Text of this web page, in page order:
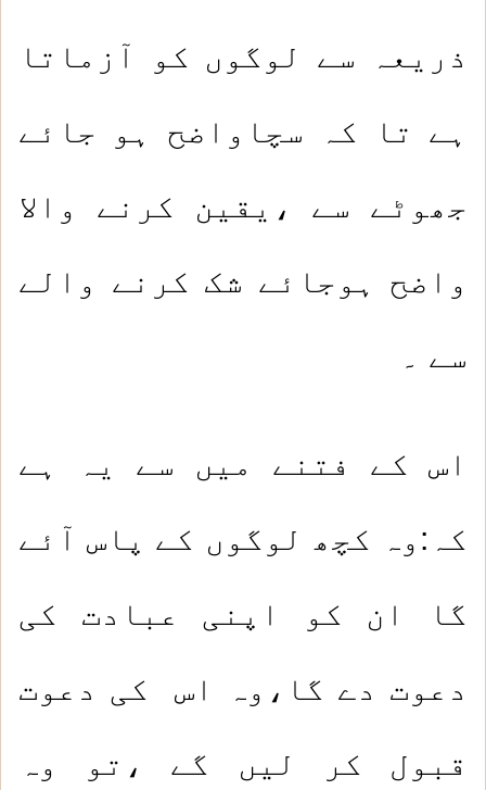
ذریعہ سے لوگوں کو آزماتا
ہے تا کہ سچاواضح ہو جائے
جھوٹے سے ،یقین کرنے والا
واضح ہوجائے شک کرنے والے
سے ۔
اس کے فتنے میں سے یہ ہے
کہ:وہ کچھ لوگوں کے پاس آئے
گا ان کو اپنی عبادت کی
دعوت دے گا،وہ اس کی دعوت
قبول کر لیں گے ،تو وہ